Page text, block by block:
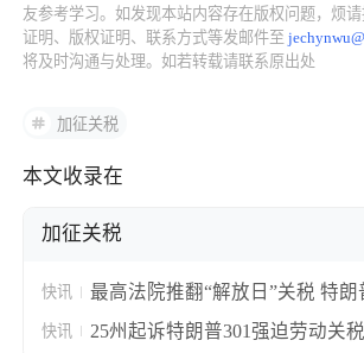
友参考学习。如发现本站内容存在版权问题，烦
证明、版权证明、联系方式等发邮件至
将及时沟通与处理。如若转载请联系原出处
加征关税
本文收录在
加征关税
快讯
最高法院推翻“解放日”关税 特
1000亿美元占征敛六成
快讯 25州起诉特朗普301强迫劳动关税